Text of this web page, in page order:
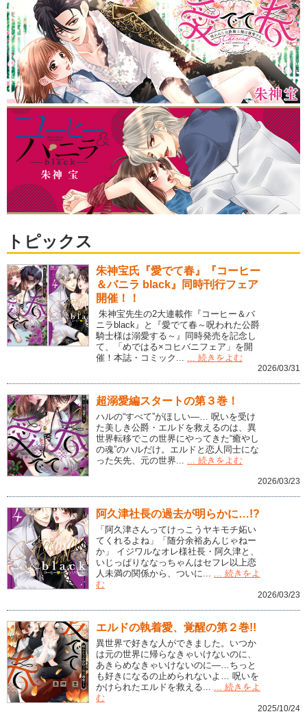
トピックス
朱神宝氏『愛でて春』『コーヒー
＆バニラ black』同時刊行フェア
開催！！
朱神宝先生の2大連載作『コーヒー＆バ
ニラblack』と『愛でて春～呪われた公爵
騎士様は溺愛する～』同時発売を記念し
て、「めではる×コヒバニフェア」を開
催！本誌・コミック...
... 続きをよむ
2026/03/31
超溺愛編スタートの第３巻！
ハルの“すべて”がほしい―… 呪いを受け
た美しき公爵・エルドを救えるのは、異
世界転移でこの世界にやってきた“癒やし
の魂”のハルだけ。エルドと恋人同士にな
った矢先、元の世界...
... 続きをよむ
2026/03/23
阿久津社長の過去が明らかに…!?
「阿久津さんってけっこうヤキモチ妬い
てくれるよね」「随分余裕あんじゃねー
か」 イジワルなオレ様社長・阿久津と、
いじっぱりななっちゃんはセフレ以上恋
人未満の関係から、ついに...
... 続きをよ
む
2026/03/23
エルドの執着愛、覚醒の第２巻!!
異世界で好きな人ができました。いつか
は元の世界に帰らなきゃいけないのに、
あきらめなきゃいけないのに―…ちっと
も好きになるの止められないよ… 呪いを
かけられたエルドを救える...
... 続きをよ
む
2025/10/24